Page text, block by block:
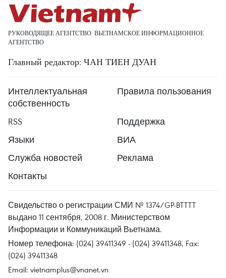
РУКОВОДЯЩЕЕ АГЕНТСТВО: ВЬЕТНАМСКОЕ ИНФОРМАЦИОННОЕ
АГЕНТСТВО
Главный редактор: ЧАН ТИЕН ДУАН
Интеллектуальная
собственность
Правила пользования
RSS
Поддержка
Языки
ВИА
Служба новостей
Реклама
Контакты
Свидельство о регистрации СМИ № 1374/GP-BTTTT
выдано 11 сентября, 2008 г. Министерством
Информации и Коммуникаций Вьетнама.
Номер телефона: (024) 39411349 - (024) 39411348, Fax:
(024) 39411348
Email: vietnamplus@vnanet.vn